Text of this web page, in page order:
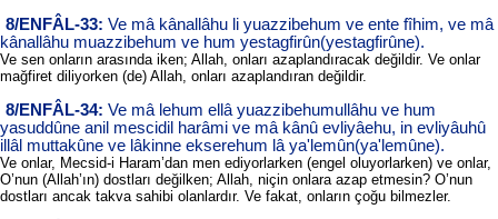
8/ENFÂL-33: Ve mâ kânallâhu li yuazzibehum ve ente fîhim, ve mâ
kânallâhu muazzibehum ve hum yestagfirûn(yestagfirûne).
Ve sen onların arasında iken; Allah, onları azaplandıracak değildir. Ve onlar
mağfiret diliyorken (de) Allah, onları azaplandıran değildir.
8/ENFÂL-34: Ve mâ lehum ellâ yuazzibehumullâhu ve hum
yasuddûne anil mescidil harâmi ve mâ kânû evliyâehu, in evliyâuhû
illâl muttakûne ve lâkinne ekserehum lâ ya'lemûn(ya'lemûne).
Ve onlar, Mecsid-i Haram’dan men ediyorlarken (engel oluyorlarken) ve onlar,
O’nun (Allah’ın) dostları değilken; Allah, niçin onlara azap etmesin? O’nun
dostları ancak takva sahibi olanlardır. Ve fakat, onların çoğu bilmezler.